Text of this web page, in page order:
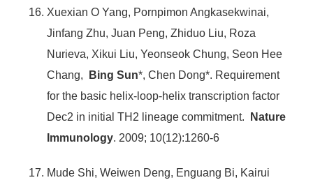
Xuexian O Yang, Pornpimon Angkasekwinai,
Jinfang Zhu, Juan Peng, Zhiduo Liu, Roza
Nurieva, Xikui Liu, Yeonseok Chung, Seon Hee
Chang,
Bing Sun*, Chen Dong*. Requirement
for the basic helix-loop-helix transcription factor
Dec2 in initial TH2 lineage commitment.
Nature
Immunology. 2009; 10(12):1260-6
Mude Shi, Weiwen Deng, Enguang Bi, Kairui